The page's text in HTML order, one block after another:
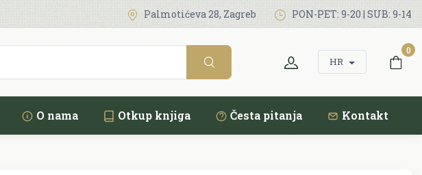
Palmotićeva 28, Zagreb PON-PET: 9-20 | SUB: 9-14
HR
0
O nama Otkup knjiga Česta pitanja Kontakt